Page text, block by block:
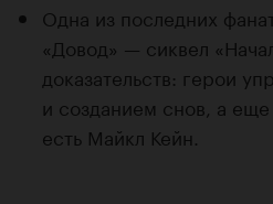
Одна из последних
«Довод» — сиквел
доказательств: герои
и созданием снов, а
есть Майкл Кейн.